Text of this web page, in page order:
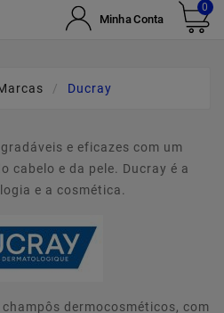
Minha Conta
0
Ducray
e eficazes com um
cabelo e da pele. Ducray é a
e a cosmética.
dermocosméticos, com